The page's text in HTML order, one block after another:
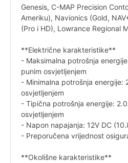
Genesis, C-MAP Precision
Ameriku), Navionics (Gold,
(Pro i HD), Lowrance Regional
**Električne karakteristike**
- Maksimalna potrošnja
punim osvjetljenjem
- Minimalna potrošnja energije:
osvjetljenjem
- Tipična potrošnja energije:
osvjetljenjem
- Napon napajanja: 12V DC
- Preporučena vrijednost
**Okolišne karakteristike**